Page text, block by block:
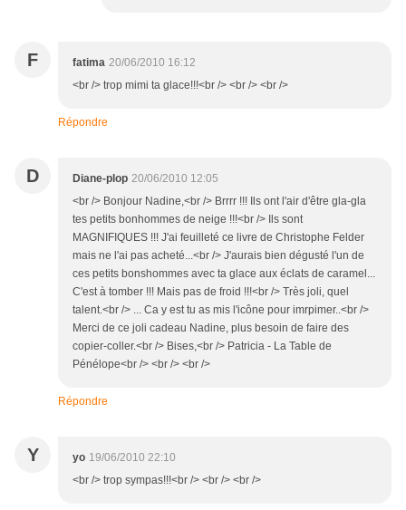
F fatima 20/06/2010 16:12
<br /> trop mimi ta glace!!!<br /> <br /> <br />
Répondre
D Diane-plop 20/06/2010 12:05
<br /> Bonjour Nadine,<br /> Brrrr !!! Ils ont l'air d'être gla-gla
tes petits bonhommes de neige !!!<br /> Ils sont
MAGNIFIQUES !!! J'ai feuilleté ce livre de Christophe Felder
mais ne l'ai pas acheté...<br /> J'aurais bien dégusté l'un de
ces petits bonshommes avec ta glace aux éclats de caramel...
C'est à tomber !!! Mais pas de froid !!!<br /> Très joli, quel
talent.<br /> ... Ca y est tu as mis l'icône pour imrpimer..<br />
Merci de ce joli cadeau Nadine, plus besoin de faire des
copier-coller.<br /> Bises,<br /> Patricia - La Table de
Pénélope<br /> <br /> <br />
Répondre
Y yo 19/06/2010 22:10
<br /> trop sympas!!!<br /> <br /> <br />